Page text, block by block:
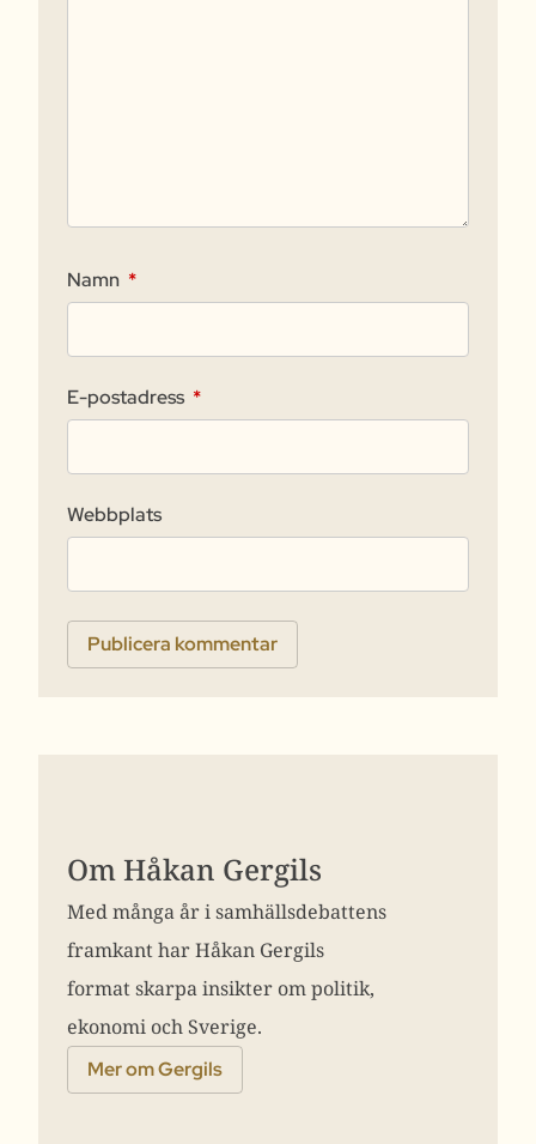
Namn *
E-postadress *
Webbplats
Om Håkan Gergils
Med många år i samhällsdebattens
framkant har Håkan Gergils
format skarpa insikter om politik,
ekonomi och Sverige.
Mer om Gergils